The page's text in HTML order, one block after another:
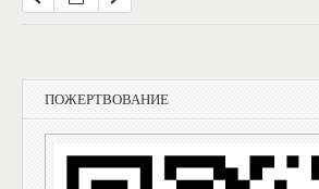
ПОЖЕРТВОВАНИЕ